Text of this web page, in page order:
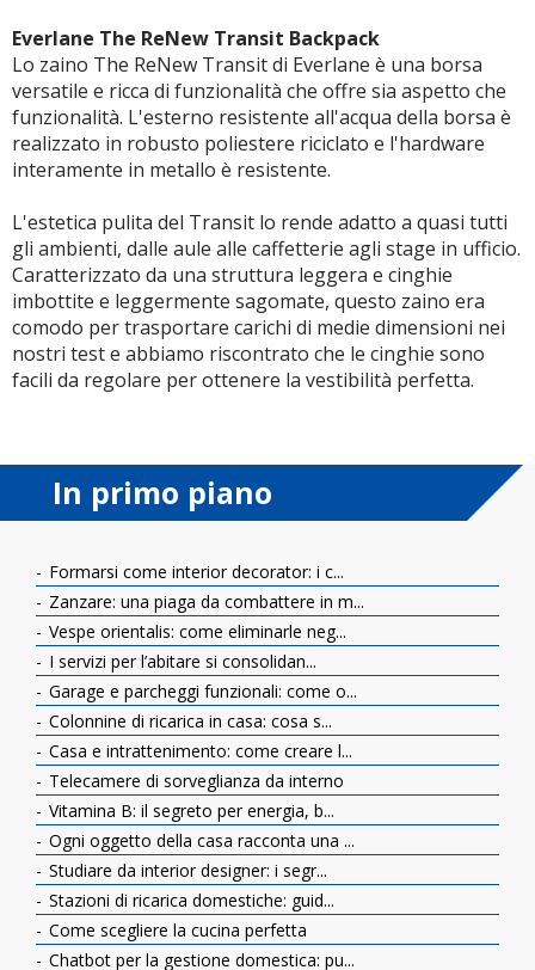
Everlane The ReNew Transit Backpack
Lo zaino The ReNew Transit di Everlane è una borsa
versatile e ricca di funzionalità che offre sia aspetto che
funzionalità. L'esterno resistente all'acqua della borsa è
realizzato in robusto poliestere riciclato e l'hardware
interamente in metallo è resistente.
L'estetica pulita del Transit lo rende adatto a quasi tutti
gli ambienti, dalle aule alle caffetterie agli stage in ufficio.
Caratterizzato da una struttura leggera e cinghie
imbottite e leggermente sagomate, questo zaino era
comodo per trasportare carichi di medie dimensioni nei
nostri test e abbiamo riscontrato che le cinghie sono
facili da regolare per ottenere la vestibilità perfetta.
In primo piano
Formarsi come interior decorator: i c...
Zanzare: una piaga da combattere in m...
Vespe orientalis: come eliminarle neg...
I servizi per l’abitare si consolidan...
Garage e parcheggi funzionali: come o...
Colonnine di ricarica in casa: cosa s...
Casa e intrattenimento: come creare l...
Telecamere di sorveglianza da interno
Vitamina B: il segreto per energia, b...
Ogni oggetto della casa racconta una ...
Studiare da interior designer: i segr...
Stazioni di ricarica domestiche: guid...
Come scegliere la cucina perfetta
Chatbot per la gestione domestica: pu...